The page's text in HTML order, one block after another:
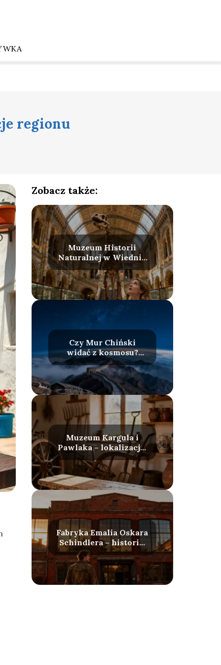
regionu
Zobacz także:
Muzeum Historii
Naturalnej w Wiedniu
– zwiedzanie, bilety,
atrakcje
Czy Mur Chiński
widać z kosmosu?
Fakty i mity
Muzeum Kargula i
Pawlaka – lokalizacja,
wystawy, godziny
otwarcia
Fabryka Emalia Oskara
Schindlera – historia,
zwiedzanie, bilety